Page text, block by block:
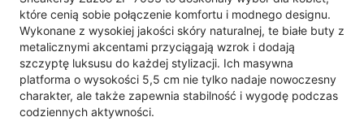
które cenią sobie połączenie komfortu i modnego designu.
Wykonane z wysokiej jakości skóry naturalnej, te białe buty z
metalicznymi akcentami przyciągają wzrok i dodają
szczyptę luksusu do każdej stylizacji. Ich masywna
platforma o wysokości 5,5 cm nie tylko nadaje nowoczesny
charakter, ale także zapewnia stabilność i wygodę podczas
codziennych aktywności.